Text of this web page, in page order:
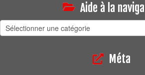
Aide à la
Aide
à
Méta